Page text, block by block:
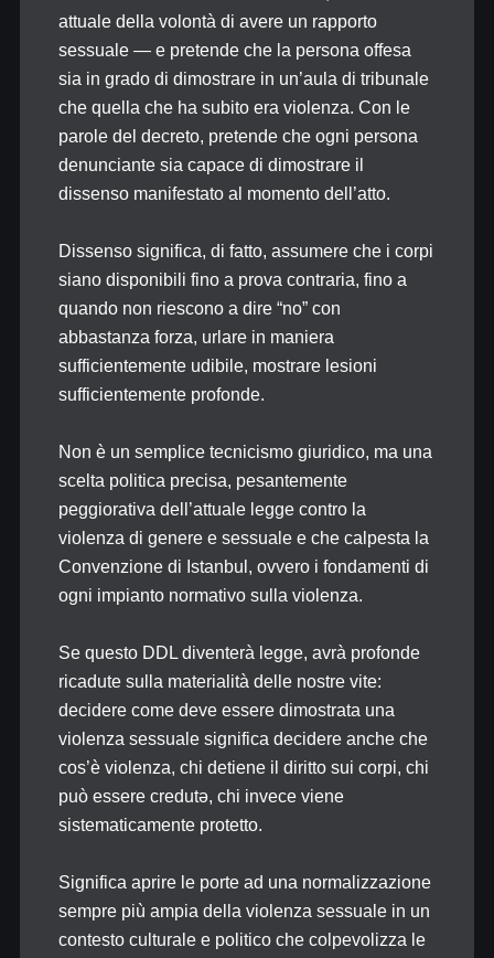
attuale della volontà di avere un rapporto
sessuale — e pretende che la persona offesa
sia in grado di dimostrare in un’aula di tribunale
che quella che ha subito era violenza. Con le
parole del decreto, pretende che ogni persona
denunciante sia capace di dimostrare il
dissenso manifestato al momento dell’atto.
Dissenso significa, di fatto, assumere che i corpi
siano disponibili fino a prova contraria, fino a
quando non riescono a dire “no” con
abbastanza forza, urlare in maniera
sufficientemente udibile, mostrare lesioni
sufficientemente profonde.
Non è un semplice tecnicismo giuridico, ma una
scelta politica precisa, pesantemente
peggiorativa dell’attuale legge contro la
violenza di genere e sessuale e che calpesta la
Convenzione di Istanbul, ovvero i fondamenti di
ogni impianto normativo sulla violenza.
Se questo DDL diventerà legge, avrà profonde
ricadute sulla materialità delle nostre vite:
decidere come deve essere dimostrata una
violenza sessuale significa decidere anche che
cos’è violenza, chi detiene il diritto sui corpi, chi
può essere credutə, chi invece viene
sistematicamente protetto.
Significa aprire le porte ad una normalizzazione
sempre più ampia della violenza sessuale in un
contesto culturale e politico che colpevolizza le